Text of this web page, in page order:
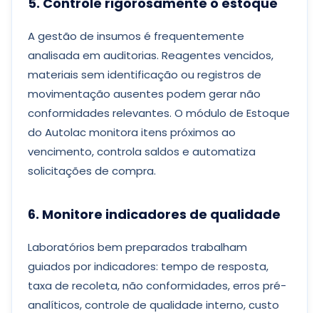
A gestão de insumos é frequentemente
analisada em auditorias. Reagentes vencidos,
materiais sem identificação ou registros de
movimentação ausentes podem gerar não
conformidades relevantes. O módulo de Estoque
do Autolac monitora itens próximos ao
vencimento, controla saldos e automatiza
solicitações de compra.
6. Monitore indicadores de qualidade
Laboratórios bem preparados trabalham
guiados por indicadores: tempo de resposta,
taxa de recoleta, não conformidades, erros pré-
analíticos, controle de qualidade interno, custo